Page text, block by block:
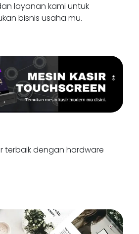
layanan kami untuk
bisnis usaha mu.
terbaik dengan hardware